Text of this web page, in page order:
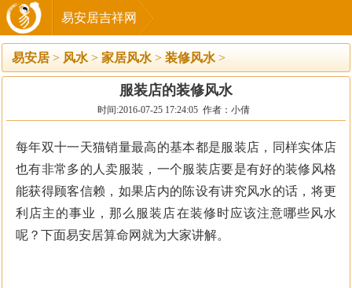
易安居吉祥网
易安居 > 风水 > 家居风水 > 装修风水 >
服装店的装修风水
时间:2016-07-25 17:24:05 作者：小倩
每年双十一天猫销量最高的基本都是服装店，同样实体店
也有非常多的人卖服装，一个服装店要是有好的装修风格
能获得顾客信赖，如果店内的陈设有讲究风水的话，将更
利店主的事业，那么服装店在装修时应该注意哪些风水
呢？下面易安居算命网就为大家讲解。